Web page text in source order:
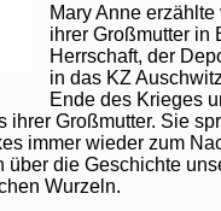
Mary Anne
ihrer Großmutter in
Herrschaft, der
in das KZ
Ende des Krieges
Großmutter. Sie
immer wieder zum
die Geschichte
Wurzeln.